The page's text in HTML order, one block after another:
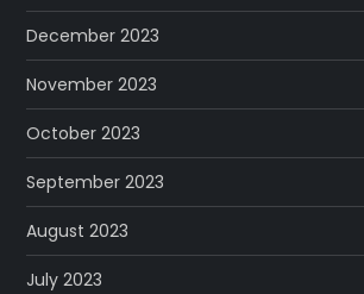
December 2023
November 2023
October 2023
September 2023
August 2023
July 2023